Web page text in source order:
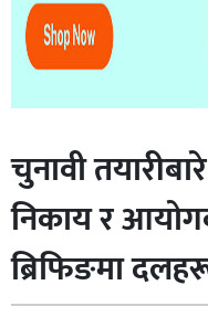
भिडियो
कला
अन्तर्राष्ट्रिय
प्रवास
अन्य
शिक्षा
चुनावी
निकाय र
ब्रिफिङमा